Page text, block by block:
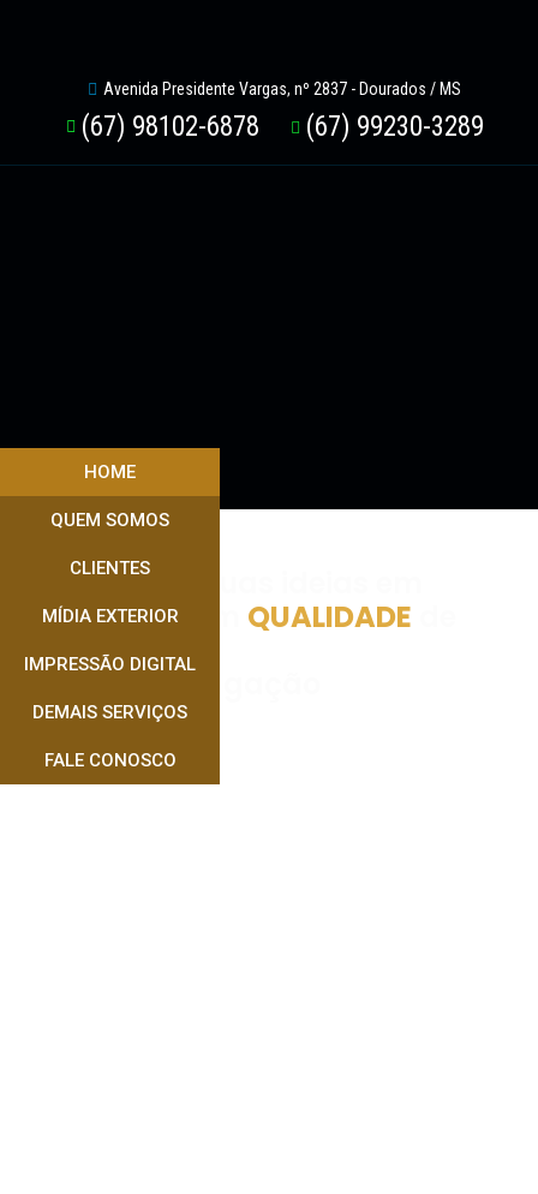
Avenida Presidente Vargas, nº 2837 - Dourados / MS
(67) 98102-6878 (67) 99230-3289
HOME
QUEM SOMOS
CLIENTES
MÍDIA EXTERIOR
IMPRESSÃO DIGITAL
DEMAIS SERVIÇOS
FALE CONOSCO
Transforme suas ideias em
realidade com
QUALIDADE
Impressão e
Máxima Divulgação